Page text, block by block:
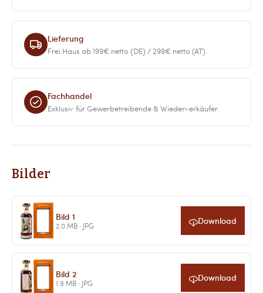
Lieferung
Frei Haus ab 199€ netto (DE) / 299€ netto (AT).
Fachhandel
Exklusiv für Gewerbetreibende & Wiederverkäufer.
Bilder
Bild 1
2.0 MB · JPG Download
Bild 2
1.9 MB · JPG Download